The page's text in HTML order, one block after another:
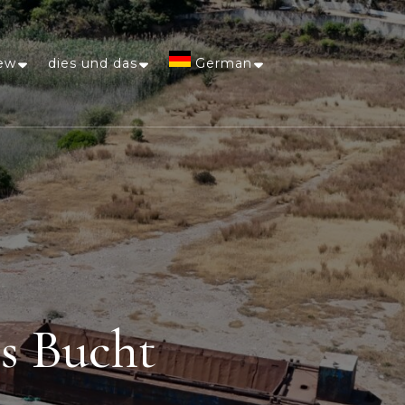
dies und das German
Afrikaans
Arabic
Chinese
(Simplified)
Dutch
English
Bucht